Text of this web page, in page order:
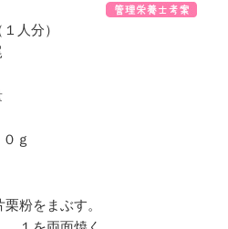
）
ｇ
粉をまぶす。